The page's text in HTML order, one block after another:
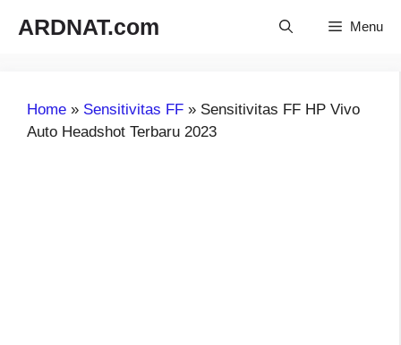
ARDNAT.com Menu
Home » Sensitivitas FF » Sensitivitas FF HP Vivo
Auto Headshot Terbaru 2023